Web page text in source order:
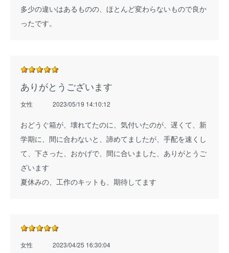
多少の違いはあるものの、ほとんど変わらないもので良か
ったです。
ありがとうございます
女性 2023/05/19 14:10:12
おどうぐ箱が、壊れてたのに、気付いたのが、遅くて、新
学期に、間に合わないと、諦めてましたが、手配を速くし
て、下さった、おかげで、間に合いました、ありがとうご
ざいます
夏休みの、工作のキットも、期待してます
女性 2023/04/25 16:30:04